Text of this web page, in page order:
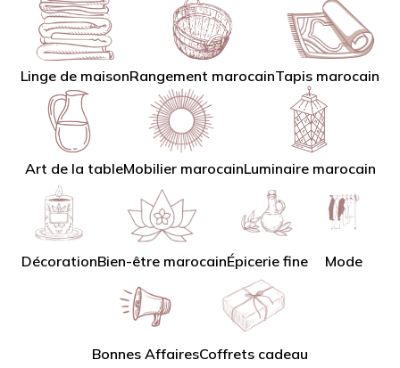
Linge de maisonRangement marocainTapis marocain
Art de la tableMobilier marocainLuminaire marocain
DécorationBien-être marocainÉpicerie fine Mode
Bonnes AffairesCoffrets cadeau